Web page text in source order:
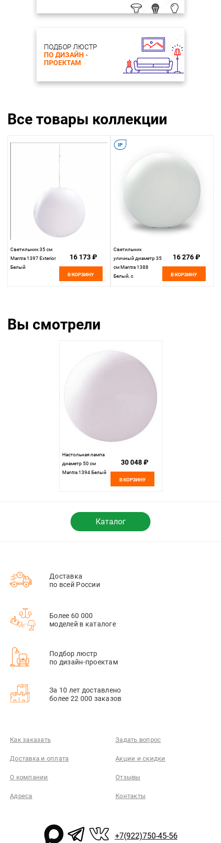
ПОДБОР ЛЮСТР
ПО ДИЗАЙН -
ПРОЕКТАМ
Все товары коллекции
Светильник 35 см
Mantra 1397 Exterior
Белый
16 173 ₽
В КОРЗИНУ
IP
Светильник
уличный диаметр 35
см Mantra 1388
Белый, с
16 276 ₽
В КОРЗИНУ
Вы смотрели
Настольная лампа
диаметр 50 см
Mantra 1394 Белый
30 048 ₽
В КОРЗИНУ
Каталог
Доставка
по всей России
Более 60 000
моделей в каталоге
Подбор люстр
по дизайн-проектам
За 10 лет доставлено
более 22 000 заказов
Как заказать Задать вопрос
Доставка и оплата Акции и скидки
О компании Отзывы
Адреса Контакты
+7(922)750-45-56